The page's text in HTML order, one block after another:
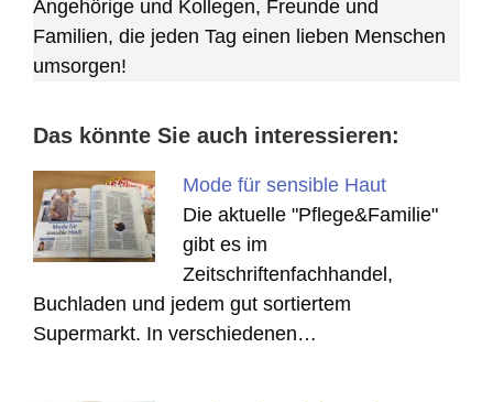
Angehörige und Kollegen, Freunde und
Familien, die jeden Tag einen lieben Menschen
umsorgen!
Das könnte Sie auch interessieren:
Mode für sensible Haut
Die aktuelle "Pflege&Familie"
gibt es im
Zeitschriftenfachhandel,
Buchladen und jedem gut sortiertem
Supermarkt. In verschiedenen…